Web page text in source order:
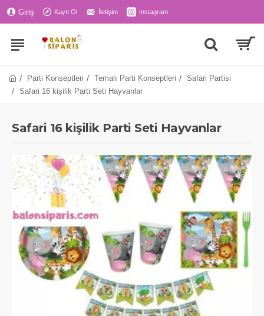
Giriş Kayıt Ol İletişim Instagram
Parti Konseptleri Temalı Parti Konseptleri
Safari Partisi
Safari 16 kişilik Parti Seti Hayvanlar
Safari 16 kişilik Parti Seti Hayvanlar